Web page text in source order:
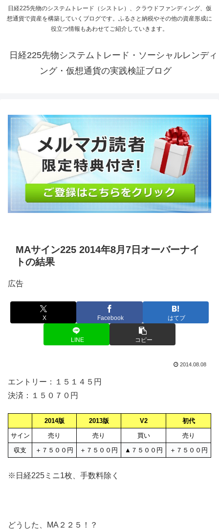
日経225先物のシステムトレード（シストレ）、クラウドファンディング、仮
想通貨で資産を構築していくブログです。ふるさと納税やその他の資産形成に
役立つ情報もあわせてご紹介していきます。
日経225先物システムトレード・ソーシャルレンディ
ング・仮想通貨の実践検証ブログ
MAサイン225 2014年8月7日オーバーナイ
トの結果
広告
X Facebook はてブ
LINE コピー
2014.08.08
エントリー：１５１４５円
決済：１５０７０円
2014版 2013版 V2
初代
サイン
売り 売り 買い
売り
収支
＋７５００円 ＋７５００円 ▲７５００円 ＋７５００円
※日経225ミニ1枚、手数料除く
どうした、MA２２５！？